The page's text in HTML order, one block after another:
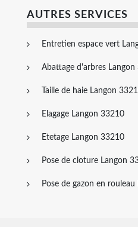
AUTRES SERVICES
Entretien espace vert
Abattage d'arbres Langon
Taille de haie Langon
Elagage Langon 33210
Etetage Langon 33210
Pose de cloture Langon
Pose de gazon en